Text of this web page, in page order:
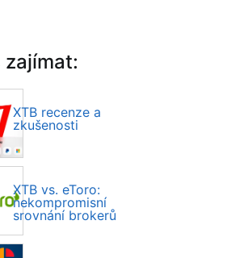
zajímat:
XTB recenze a
zkušenosti
XTB vs. eToro:
nekompromisní
srovnání brokerů